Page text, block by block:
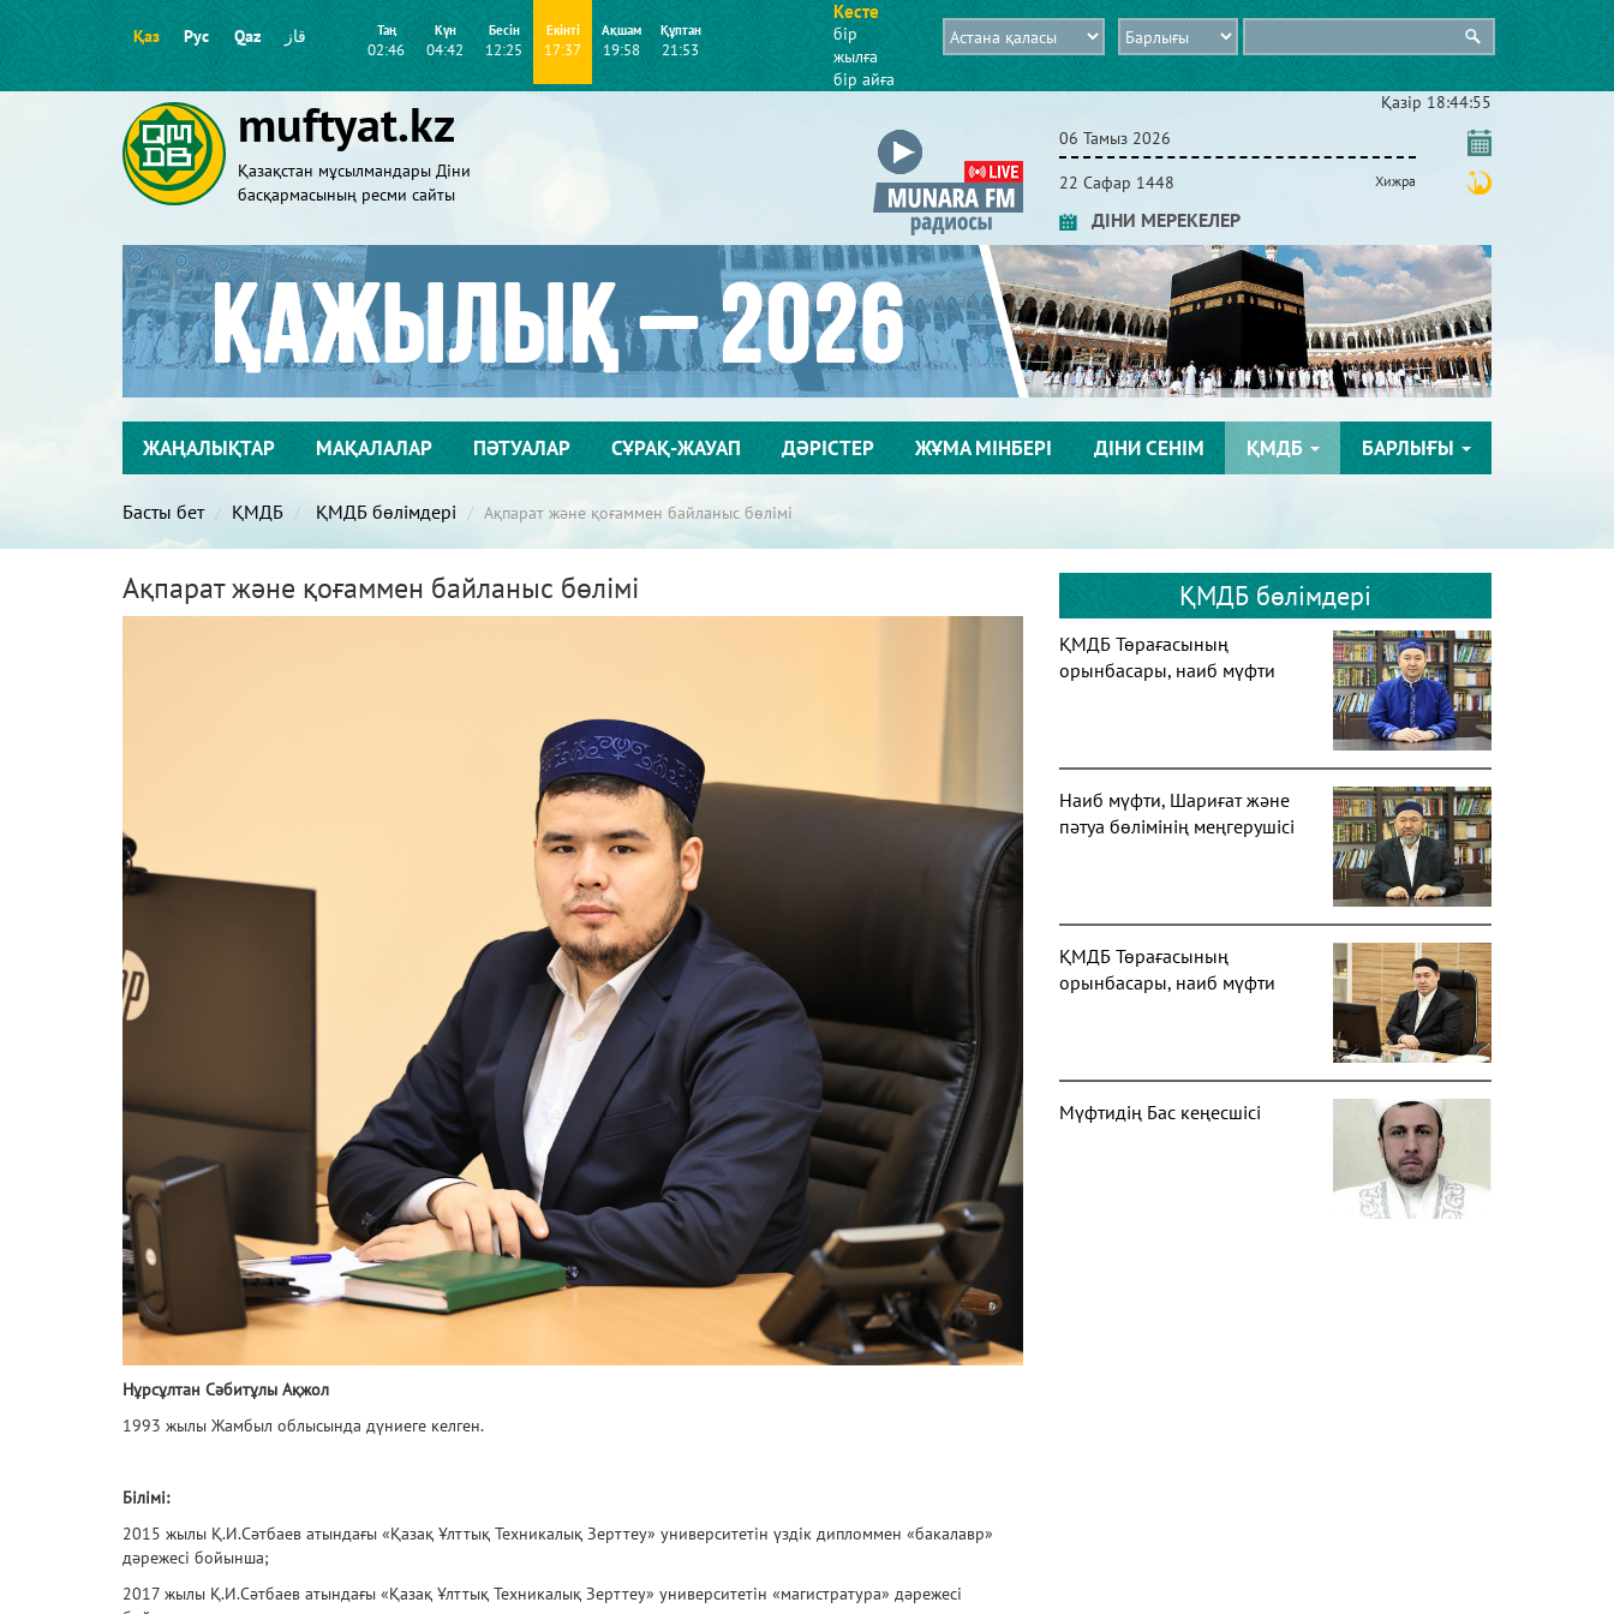
Қаз Рус Qaz قاز Таң
02:46
Күн
04:42
Бесін
12:25
Екінті
17:37
Ақшам
19:58
Құптан
21:53
Кесте
бір
жылға
бір айға
muftyat.kz
Қазақстан мұсылмандары Діни
басқармасының ресми сайты
Қазір 18:44:56
06 Тамыз 2026
22 Сафар 1448 Хижра
ДІНИ МЕРЕКЕЛЕР
ЖАҢАЛЫҚТАР МАҚАЛАЛАР ПӘТУАЛАР СҰРАҚ-ЖАУАП ДӘРІСТЕР ЖҰМА МІНБЕРІ ДІНИ СЕНІМ ҚМДБ БАРЛЫҒЫ
Басты бет ҚМДБ ҚМДБ бөлімдері Ақпарат және қоғаммен байланыс бөлімі
Ақпарат және қоғаммен байланыс бөлімі
Нұрсұлтан Сәбитұлы Ақжол
1993 жылы Жамбыл облысында дүниеге келген.
Білімі:
2015 жылы Қ.И.Сәтбаев атындағы «Қазақ Ұлттық Техникалық Зерттеу» университетін үздік дипломмен «бакалавр»
дәрежесі бойынша;
2017 жылы Қ.И.Сәтбаев атындағы «Қазақ Ұлттық Техникалық Зерттеу» университетін «магистратура» дәрежесі
ҚМДБ бөлімдері
ҚМДБ Төрағасының
орынбасары, наиб мүфти
Наиб мүфти, Шариғат және
пәтуа бөлімінің меңгерушісі
ҚМДБ Төрағасының
орынбасары, наиб мүфти
Мүфтидің Бас кеңесшісі